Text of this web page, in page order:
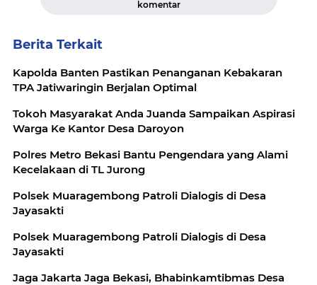
komentar
Berita Terkait
Kapolda Banten Pastikan Penanganan Kebakaran
TPA Jatiwaringin Berjalan Optimal
Tokoh Masyarakat Anda Juanda Sampaikan Aspirasi
Warga Ke Kantor Desa Daroyon
Polres Metro Bekasi Bantu Pengendara yang Alami
Kecelakaan di TL Jurong
Polsek Muaragembong Patroli Dialogis di Desa
Jayasakti
Polsek Muaragembong Patroli Dialogis di Desa
Jayasakti
Jaga Jakarta Jaga Bekasi, Bhabinkamtibmas Desa